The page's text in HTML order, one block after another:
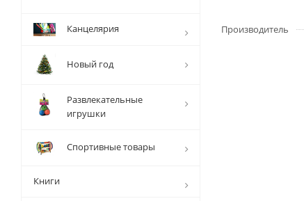
Производитель
Канцелярия
Новый год
Развлекательные
игрушки
Спортивные товары
Книги